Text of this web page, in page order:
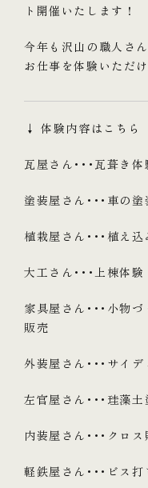
ト開催いたします！
今年も沢山の職人さ
お仕事を体験いただ
↓ 体験内容はこちら
瓦屋さん･･･瓦葺き
塗装屋さん･･･車の塗
植栽屋さん･･･植え込
大工さん･･･上棟体
家具屋さん･･･小物
販売
外装屋さん･･･サイ
左官屋さん･･･珪藻土
内装屋さん･･･クロス
軽鉄屋さん･･･ビス